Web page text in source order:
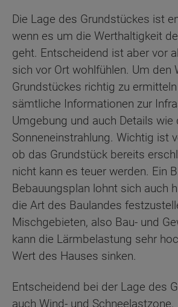
Die Lage des Grundstückes ist
wenn es um die Werthaltigkeit
geht. Entscheidend ist aber vor
sich vor Ort wohlfühlen. Um den
Grundstückes richtig zu
sämtliche Informationen zur
Umgebung und auch Details wie
Sonneneinstrahlung. Wichtig ist
ob das Grundstück bereits
nicht kann es teuer werden. Ein
Bebauungsplan lohnt sich auch
die Art des Baulandes
Mischgebieten, also Bau- und
kann die Lärmbelastung sehr
Wert des Hauses sinken.
Entscheidend bei der Lage des
auch Wind- und Schneelastzone.